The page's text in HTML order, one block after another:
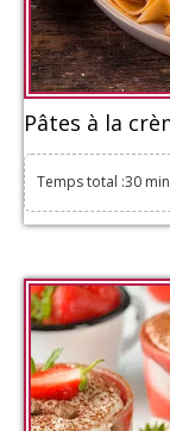
Temps total :30 min